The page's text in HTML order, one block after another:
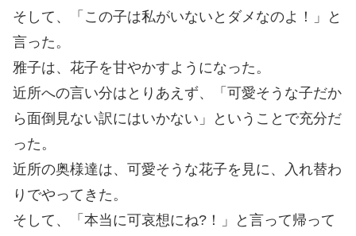
そして、「この子は私がいないとダメなのよ！」と
言った。
雅子は、花子を甘やかすようになった。
近所への言い分はとりあえず、「可愛そうな子だか
ら面倒見ない訳にはいかない」ということで充分だ
った。
近所の奥様達は、可愛そうな花子を見に、入れ替わ
りでやってきた。
そして、「本当に可哀想にね?！」と言って帰って